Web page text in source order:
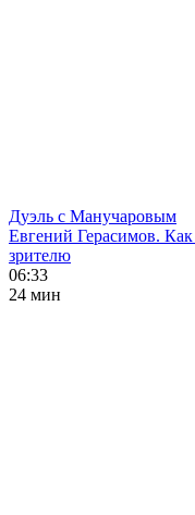
Дуэль с Манучаровым
Евгений Герасимов.
зрителю
06:33
24 мин